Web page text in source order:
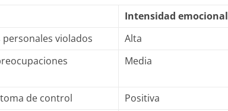
Intensidad emocional
violados
Alta
Media
de control
Positiva